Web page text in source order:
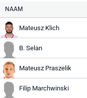
NAAM
Mateusz Klich
B. Selan
Mateusz Praszelik
Filip Marchwinski